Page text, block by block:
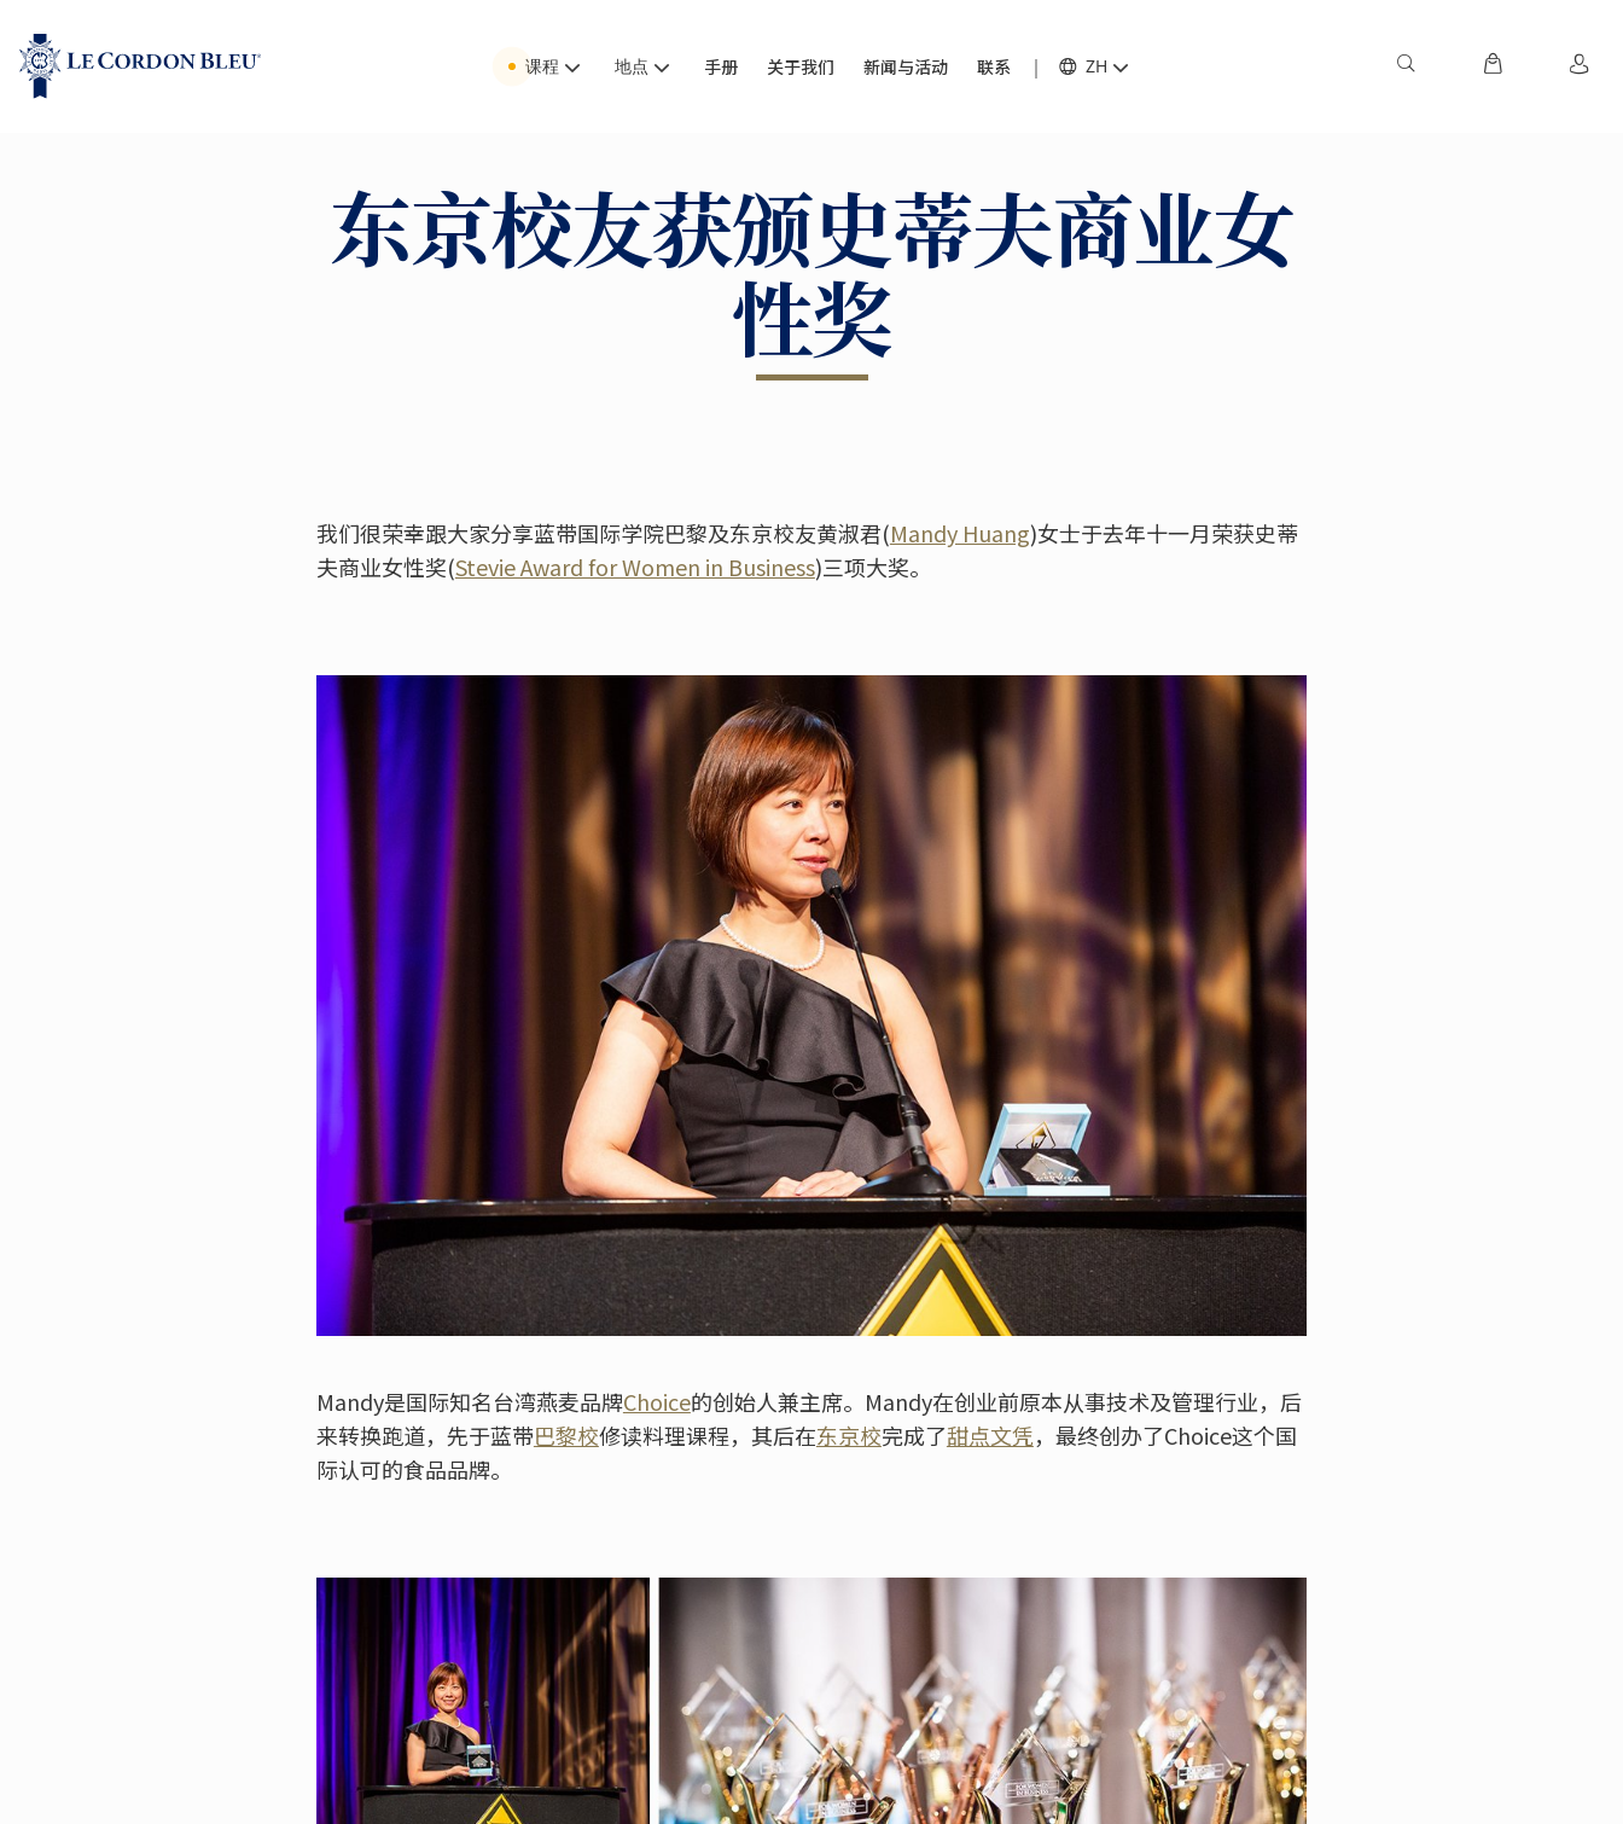
课程 地点 手册 关于我们 新闻与活动 联系 ZH
东京校友获颁史蒂夫商业女
性奖
我们很荣幸跟大家分享蓝带国际学院巴黎及东京校友黄淑君(Mandy Huang)女士于去年十一月荣获史蒂
夫商业女性奖(Stevie Award for Women in Business)三项大奖。
Mandy是国际知名台湾燕麦品牌Choice的创始人兼主席。Mandy在创业前原本从事技术及管理行业，后
来转换跑道，先于蓝带巴黎校修读料理课程，其后在东京校完成了甜点文凭，最终创办了Choice这个国
际认可的食品品牌。